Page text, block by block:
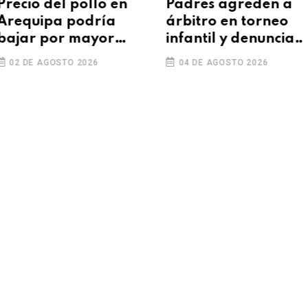
del pollo en
podría
por mayor
avícola
DE AGOSTO 2026
Padres agreden a
árbitro en torneo
infantil y denuncia
llega a la Policía
04 DE AGOSTO 2026